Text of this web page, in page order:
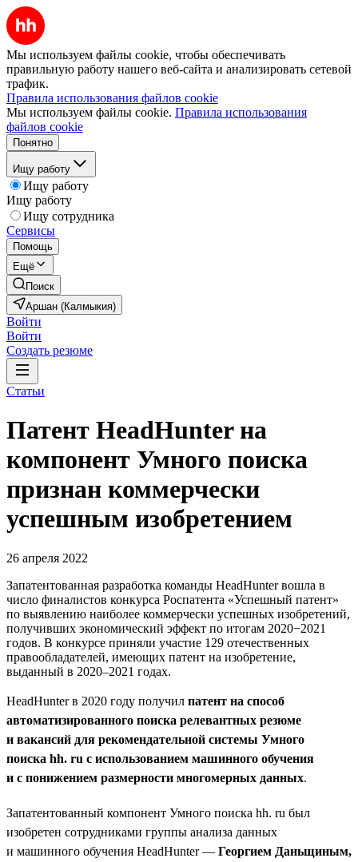
Мы используем файлы cookie, чтобы обеспечивать
правильную работу нашего веб-сайта и анализировать сетевой
трафик.
Правила использования файлов cookie
Мы используем файлы cookie. Правила использования
файлов cookie
Понятно
Ищу работу
Ищу работу
Ищу работу
Ищу сотрудника
Сервисы
Помощь
Ещё
Поиск
Аршан (Калмыкия)
Войти
Войти
Создать резюме
Статьи
Патент HeadHunter на
компонент Умного поиска
признан коммерчески
успешным изобретением
26 апреля 2022
Запатентованная разработка команды HeadHunter вошла в
число финалистов конкурса Роспатента «Успешный патент»
по выявлению наиболее коммерчески успешных изобретений,
получивших экономический эффект по итогам 2020−2021
годов. В конкурсе приняли участие 129 отечественных
правообладателей, имеющих патент на изобретение,
выданный в 2020–2021 годах.
HeadHunter в 2020 году получил патент на способ
автоматизированного поиска релевантных резюме
и вакансий для рекомендательной системы Умного
поиска hh. ru с использованием машинного обучения
и с понижением размерности многомерных данных.
Запатентованный компонент Умного поиска hh. ru был
изобретен сотрудниками группы анализа данных
и машинного обучения HeadHunter — Георгием Даньщиным,